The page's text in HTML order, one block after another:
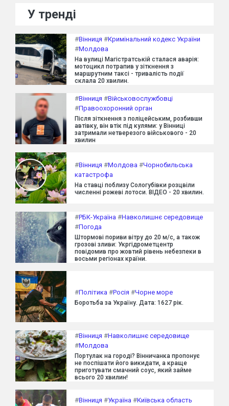
У тренді
#Вінниця #Кримінальний кодекс України
#Молдова
На вулиці Магістратській сталася аварія:
мотоцикл потрапив у зіткнення з
маршрутним таксі - тривалість події
склала 20 хвилин.
#Вінниця #Військовослужбовці
#Правоохоронний орган
Після зіткнення з поліцейським, розбивши
автівку, він втік під кулями: у Вінниці
затримали нетверезого військового - 20
хвилин
#Вінниця #Молдова #Чорнобильська
катастрофа
На ставці поблизу Сологубівки розцвіли
численні рожеві лотоси. ВІДЕО - 20 хвилин.
#РБК-Україна #Навколишнє середовище
#Погода
Штормові пориви вітру до 20 м/с, а також
грозові зливи: Укргідрометцентр
повідомив про жовтий рівень небезпеки в
восьми регіонах країни.
#Політика #Росія #Чорне море
Боротьба за Україну. Дата: 1627 рік.
#Вінниця #Навколишнє середовище
#Молдова
Портулак на городі? Вінничанка пропонує
не поспішати його викидати, а краще
приготувати смачний соус, який займе
всього 20 хвилин!
#Вінниця #Україна #Київська область